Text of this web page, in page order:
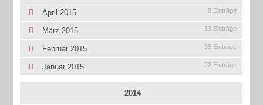
April 2015 8 Einträge
März 2015 33 Einträge
Februar 2015 33 Einträge
Januar 2015 22 Einträge
2014